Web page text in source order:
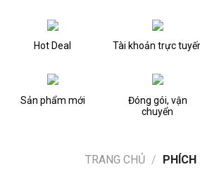
Hot Deal Tài khoản trực
Sản phẩm mới
Đóng gói, vận
chuyển
TRANG CHỦ /
PHÍCH